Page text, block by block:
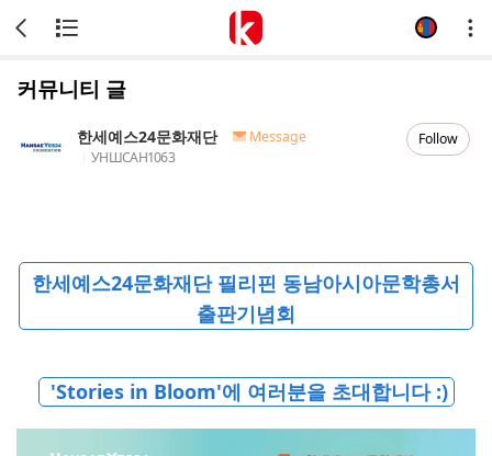
커뮤니티 글
한세예스24문화재단
Message
УНШСАН1063
Follow
한세예스24문화재단 필리핀 동남아시아문학총서
출판기념회
'Stories in Bloom'에 여러분을 초대합니다 :)